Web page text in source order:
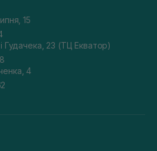
15
Гудачека, 23 (ТЦ Екватор)
4